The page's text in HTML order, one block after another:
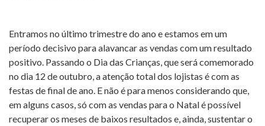
Entramos no último trimestre do ano e estamos em um
período decisivo para alavancar as vendas com um resultado
positivo. Passando o Dia das Crianças, que será comemorado
no dia 12 de outubro, a atenção total dos lojistas é com as
festas de final de ano. E não é para menos considerando que,
em alguns casos, só com as vendas para o Natal é possível
recuperar os meses de baixos resultados e, ainda, sustentar o